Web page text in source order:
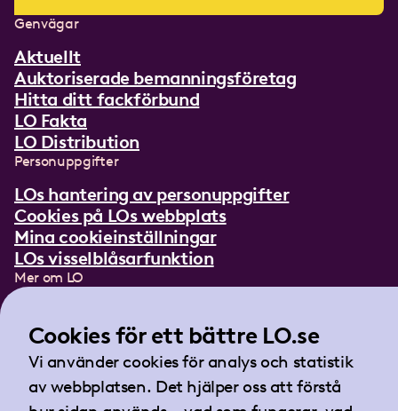
Genvägar
Aktuellt
Auktoriserade bemanningsföretag
Hitta ditt fackförbund
LO Fakta
LO Distribution
Personuppgifter
LOs hantering av personuppgifter
Cookies på LOs webbplats
Mina cookieinställningar
LOs visselblåsarfunktion
Mer om LO
Lättläst om LO
Teckenspråksfilm
Tidningen Arbetet
Landsorganisationen i Sverige
Cookies för ett bättre LO.se
Vi använder cookies för analys och statistik
av webbplatsen. Det hjälper oss att förstå